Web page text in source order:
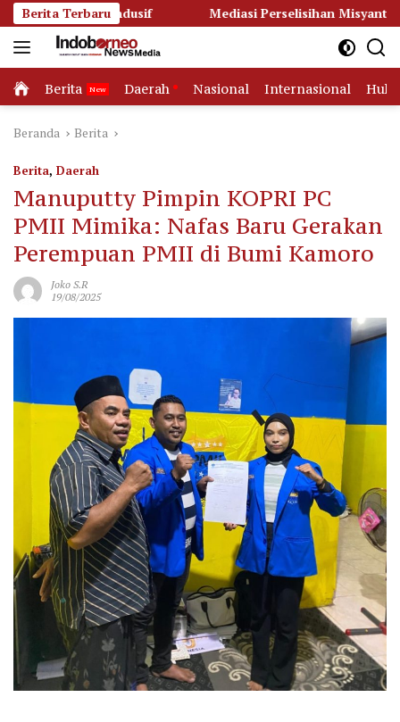
Langsung
ke
konten
Berita TerbaruMediasi Perselisihan Misyanto dan Iyus dengan
Home
Berita Daerah Nasional Internasional
Beranda Berita
Berita, Daerah
Manuputty Pimpin KOPRI PC
PMII Mimika: Nafas Baru Gerakan
Perempuan PMII di Bumi Kamoro
Joko S.R
19/08/2025